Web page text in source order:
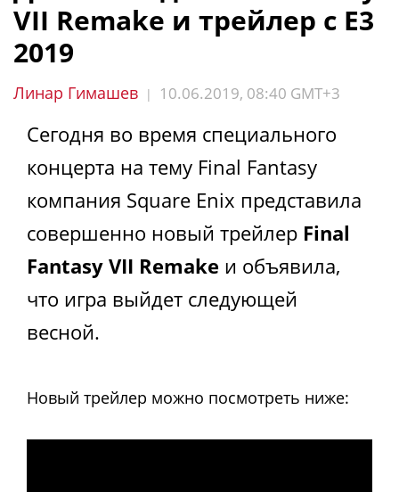
VII Remake и трейлер с E3
2019
Линар Гимашев | 10.06.2019, 08:40 GMT+3
Сегодня во время специального
концерта на тему Final Fantasy
компания Square Enix представила
совершенно новый трейлер Final
Fantasy VII Remake и объявила,
что игра выйдет следующей
весной.
Новый трейлер можно посмотреть ниже: